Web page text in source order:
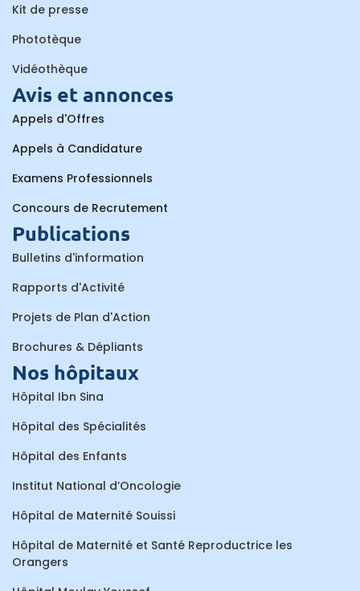
Kit de presse
Phototèque
Vidéothèque
Avis et annonces
Appels d'Offres
Appels à Candidature
Examens Professionnels
Concours de Recrutement
Publications
Bulletins d'information
Rapports d'Activité
Projets de Plan d'Action
Brochures & Dépliants
Nos hôpitaux
Hôpital Ibn Sina
Hôpital des Spécialités
Hôpital des Enfants
Institut National d’Oncologie
Hôpital de Maternité Souissi
Hôpital de Maternité et Santé Reproductrice les
Orangers